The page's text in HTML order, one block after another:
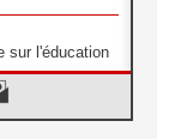
sur l'éducation
du Pape